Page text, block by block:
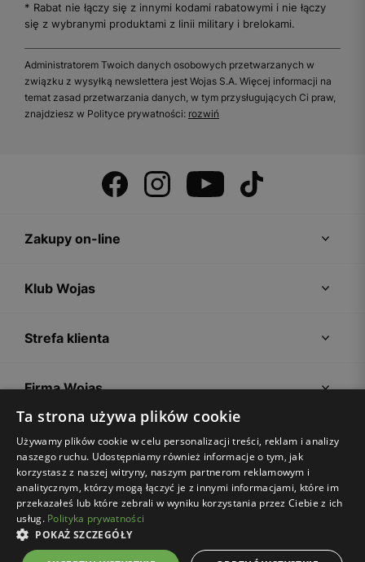
* Rabat nie łączy się z innymi kodami rabatowymi i nie łączy
się z wybranymi produktami z linii military i brelokami.
Administratorem Twoich danych osobowych przetwarzanych w
związku z wysyłką newslettera jest Wojas S.A. Więcej informacji na
temat zasad przetwarzania danych, w tym przysługujących Ci praw,
znajdziesz w Polityce prywatności: rozwiń
Zakupy on-line
Klub Wojas
Strefa klienta
Firma Wojas
Porady
Regulamin sklepu Polityka prywatności Ustawienia plików cookies
Ta strona używa plików cookie
Używamy plików cookie w celu personalizacji treści, reklam i analizy
naszego ruchu. Udostępniamy również informacje o tym, jak
korzystasz z naszej witryny, naszym partnerom reklamowym i
analitycznym, którzy mogą łączyć je z innymi informacjami, które im
przekazałeś lub które zebrali w wyniku korzystania przez Ciebie z ich
usług. Polityka prywatności
POKAŻ SZCZEGÓŁY